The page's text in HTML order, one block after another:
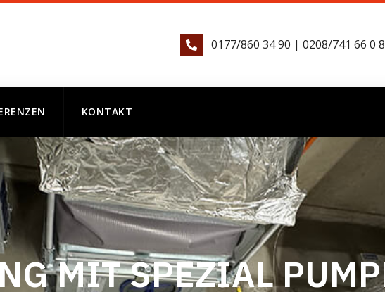
0177/860 34 90 | 0208/741 66 0
KONTAKT
MIT SPEZIAL